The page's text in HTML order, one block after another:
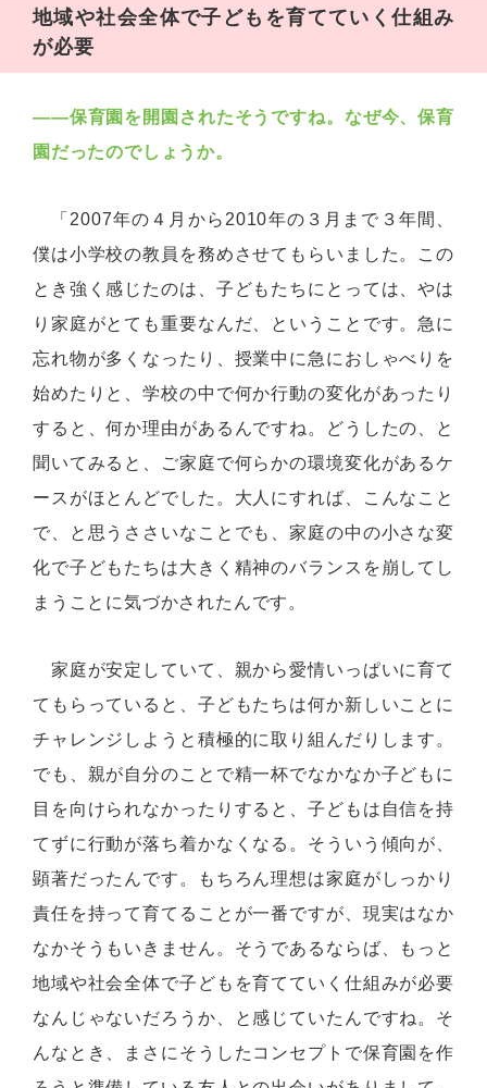
地域や社会全体で子どもを育てていく仕組み
が必要
――保育園を開園されたそうですね。なぜ今、保育
園だったのでしょうか。
「2007年の４月から2010年の３月まで３年間、
僕は小学校の教員を務めさせてもらいました。この
とき強く感じたのは、子どもたちにとっては、やは
り家庭がとても重要なんだ、ということです。急に
忘れ物が多くなったり、授業中に急におしゃべりを
始めたりと、学校の中で何か行動の変化があったり
すると、何か理由があるんですね。どうしたの、と
聞いてみると、ご家庭で何らかの環境変化があるケ
ースがほとんどでした。大人にすれば、こんなこと
で、と思うささいなことでも、家庭の中の小さな変
化で子どもたちは大きく精神のバランスを崩してし
まうことに気づかされたんです。
家庭が安定していて、親から愛情いっぱいに育て
てもらっていると、子どもたちは何か新しいことに
チャレンジしようと積極的に取り組んだりします。
でも、親が自分のことで精一杯でなかなか子どもに
目を向けられなかったりすると、子どもは自信を持
てずに行動が落ち着かなくなる。そういう傾向が、
顕著だったんです。もちろん理想は家庭がしっかり
責任を持って育てることが一番ですが、現実はなか
なかそうもいきません。そうであるならば、もっと
地域や社会全体で子どもを育てていく仕組みが必要
なんじゃないだろうか、と感じていたんですね。そ
んなとき、まさにそうしたコンセプトで保育園を作